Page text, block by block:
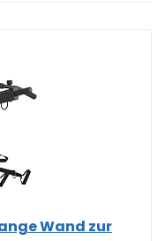
Wand zur